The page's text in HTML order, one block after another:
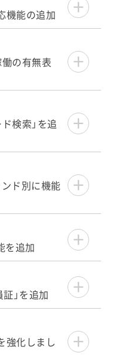
機能の追加
働の有無表
検索」を追
ンド別に機能
を追加
証」を追加
強化しまし